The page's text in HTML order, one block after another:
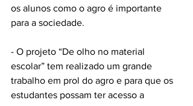
os alunos como o agro é importante
para a sociedade.
- O projeto “De olho no material
escolar” tem realizado um grande
trabalho em prol do agro e para que os
estudantes possam ter acesso a